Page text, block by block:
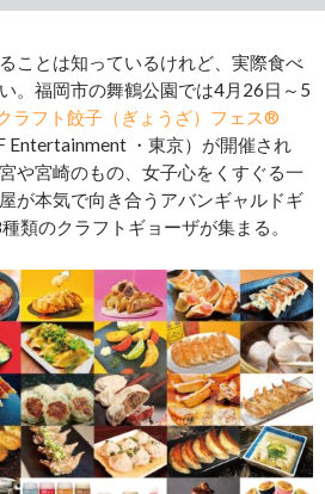
ことは知っているけれど、実際食べ
。福岡市の舞鶴公園では4月26日～5
ラフト餃子（ぎょうざ）フェス®
Entertainment ・東京）が開催され
や宮崎のもの、女子心をくすぐる一
が本気で向き合うアバンギャルドギ
類のクラフトギョーザが集まる。